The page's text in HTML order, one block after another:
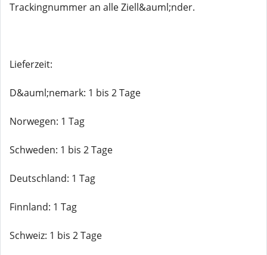
Trackingnummer an alle Ziell&auml;nder.
Lieferzeit:
D&auml;nemark: 1 bis 2 Tage
Norwegen: 1 Tag
Schweden: 1 bis 2 Tage
Deutschland: 1 Tag
Finnland: 1 Tag
Schweiz: 1 bis 2 Tage